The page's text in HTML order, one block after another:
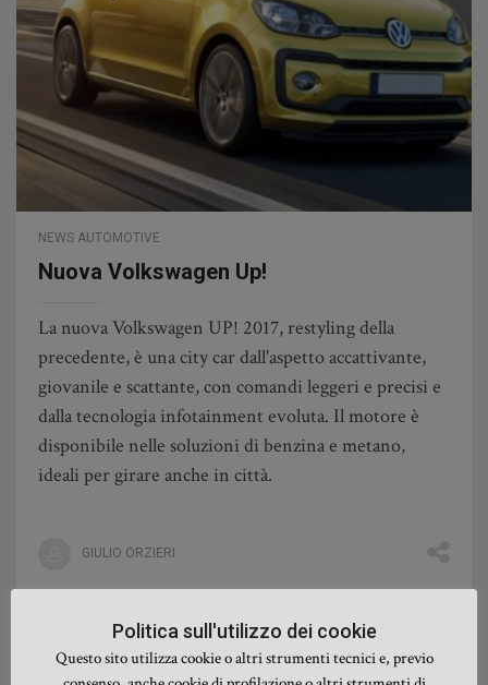
NEWS AUTOMOTIVE
Nuova Volkswagen Up!
La nuova Volkswagen UP! 2017, restyling della
precedente, è una city car dall'aspetto accattivante,
giovanile e scattante, con comandi leggeri e precisi e
dalla tecnologia infotainment evoluta. Il motore è
disponibile nelle soluzioni di benzina e metano,
ideali per girare anche in città.
GIULIO ORZIERI
Politica sull'utilizzo dei cookie
Questo sito utilizza cookie o altri strumenti tecnici e, previo